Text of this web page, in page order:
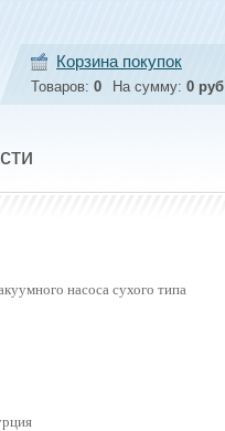
Корзина покупок
Товаров: 0 На сумму: 0 руб
насоса сухого типа